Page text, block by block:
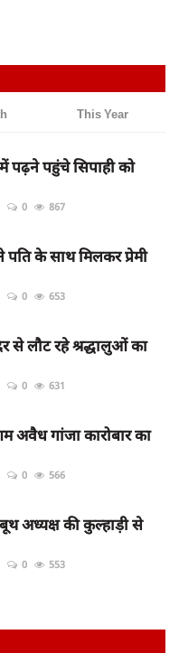
This Year
में पढ़ने पहुंचे सिपाही को
0 867
पति के साथ मिलकर प्रेमी
0 653
से लौट रहे श्रद्धालुओं का
0 631
अवैध गांजा कारोबार का
0 566
अध्यक्ष की कुल्हाड़ी से
0 553